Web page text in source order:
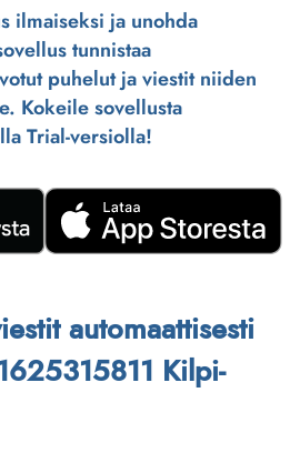
ilmaiseksi ja unohda
tunnistaa
puhelut ja viestit niiden
Kokeile sovellusta
Trial-versiolla!
automaattisesti
Kilpi-